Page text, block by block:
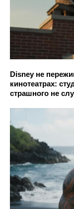
Disney не
кинотеатрах:
страшного не